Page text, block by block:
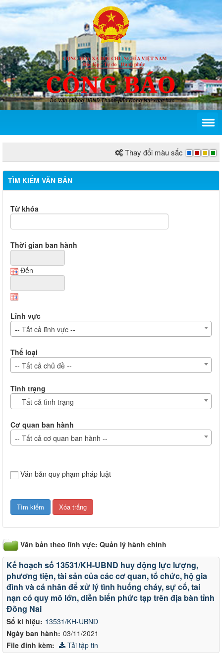
Thay đổi màu sắc
TÌM KIẾM VĂN BẢN
Từ khóa
Thời gian ban hành
Đến
Lĩnh vực
-- Tất cả lĩnh vực --
Thể loại
-- Tất cả chủ đề --
Tình trạng
-- Tất cả tình trạng --
Cơ quan ban hành
-- Tất cả cơ quan ban hành --
Văn bản quy phạm pháp luật
Văn bản theo lĩnh vực: Quản lý hành chính
Số kí hiệu: 13531/KH-UBND
Ngày ban hành: 03/11/2021
Kế hoạch số 13531/KH-UBND huy động lực lượng,
phương tiện, tài sản của các cơ quan, tổ chức, hộ gia
đình và cá nhân để xử lý tình huống cháy, sự cố, tai
nạn có quy mô lớn, diễn biến phức tạp trên địa bàn tỉnh
Đồng Nai
File đính kèm: Tải tập tin